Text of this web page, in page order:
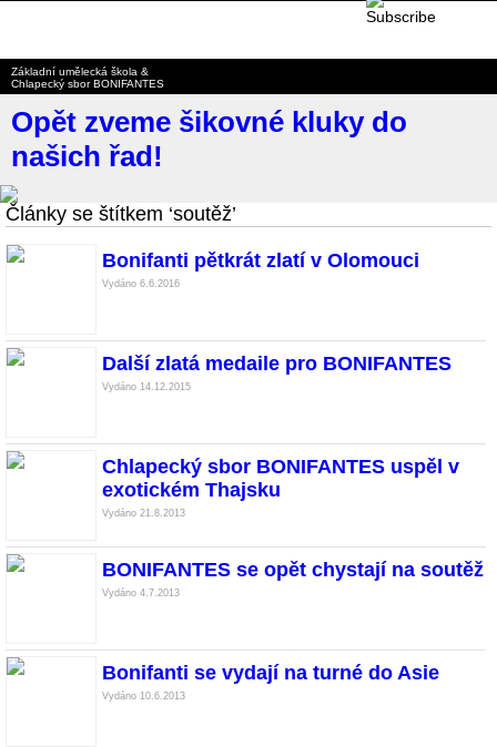
Základní umělecká škola &
Chlapecký sbor BONIFANTES
Opět zveme šikovné kluky do
našich řad!
Články se štítkem ‘soutěž’
Bonifanti pětkrát zlatí v Olomouci
Vydáno 6.6.2016
Další zlatá medaile pro BONIFANTES
Vydáno 14.12.2015
Chlapecký sbor BONIFANTES uspěl v
exotickém Thajsku
Vydáno 21.8.2013
BONIFANTES se opět chystají na soutěž
Vydáno 4.7.2013
Bonifanti se vydají na turné do Asie
Vydáno 10.6.2013